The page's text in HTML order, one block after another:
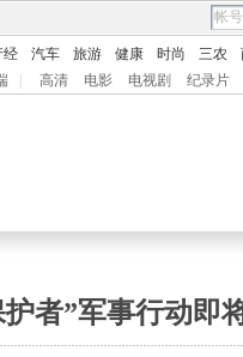
经 汽车 旅游 健康 时尚 三农
高清 电影 电视剧 纪录片
者”军事行动即